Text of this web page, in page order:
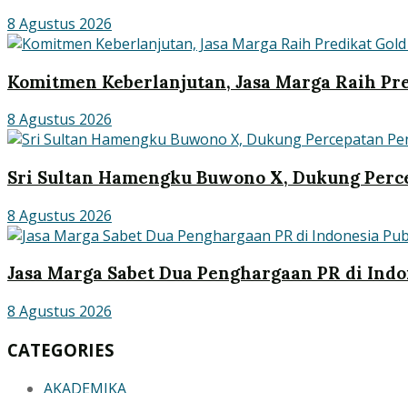
8 Agustus 2026
Komitmen Keberlanjutan, Jasa Marga Raih
8 Agustus 2026
Sri Sultan Hamengku Buwono X, Dukung
8 Agustus 2026
Jasa Marga Sabet Dua Penghargaan PR di
8 Agustus 2026
CATEGORIES
AKADEMIKA